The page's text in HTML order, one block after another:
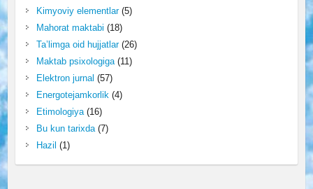
Kimyoviy elementlar(5)
Mahorat maktabi (18)
Ta’limga oid hujjatlar(26)
Maktab psixologiga(11)
Elektron jurnal (57)
Energotejamkorlik (4)
Etimologiya(16)
Bu kun tarixda(7)
Hazil (1)